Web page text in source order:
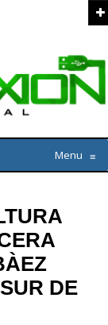
Menu ≡
DE